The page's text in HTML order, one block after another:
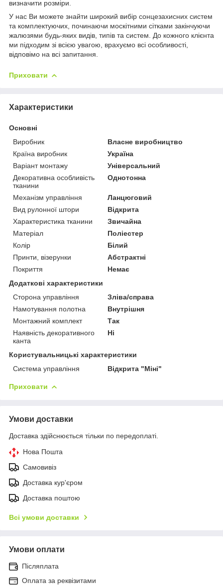
визначити розміри.
У нас Ви можете знайти широкий вибір сонцезахисних систем
та комплектуючих, починаючи москітними сітками закінчуючи
жалюзями будь-яких видів, типів та систем. До кожного клієнта
ми підходим зі всією увагою, врахуємо всі особливості,
відповімо на всі запитання.
Приховати
Характеристики
Основні
Виробник
Власне виробництво
Країна виробник
Україна
Варіант монтажу
Універсальний
Декоративна особливість
тканини
Однотонна
Механізм управління
Ланцюговий
Вид рулонної штори
Відкрита
Характеристика тканини
Звичайна
Матеріал
Поліестер
Колір
Білий
Принти, візерунки
Абстрактні
Покриття
Немає
Додаткові характеристики
Сторона управління
Зліва/справа
Намотування полотна
Внутрішня
Монтажний комплект
Так
Наявність декоративного
канта
Ні
Користувальницькі характеристики
Система управління
Відкрита "Міні"
Приховати
Умови доставки
Доставка здійснюється тільки по передоплаті.
Нова Пошта
Самовивіз
Доставка кур'єром
Доставка поштою
Всі умови доставки
Умови оплати
Післяплата
Оплата за реквізитами